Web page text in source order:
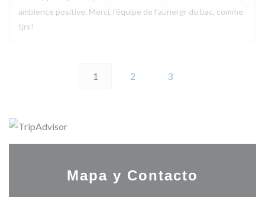
ambience positive. Merci, l’équipe de l’aunergr du bac, comme
tjrs!
1 2 3
Mapa y Contacto